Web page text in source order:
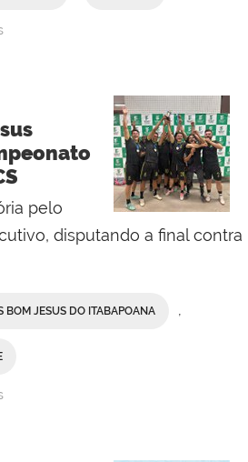
pelo
disputando a final contra
BOM JESUS DO ITABAPOANA